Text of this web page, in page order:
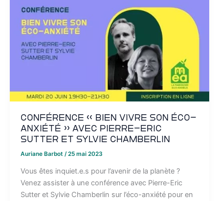
Conférence « Bien vivre son éco-
anxiété » avec Pierre-Eric
Sutter et Sylvie Chamberlin
Auriane Barbot /25 mai 2023
Vous êtes inquiet.e.s pour l’avenir de la planète ?
Venez assister à une conférence avec Pierre-Eric
Sutter et Sylvie Chamberlin sur l’éco-anxiété pour en